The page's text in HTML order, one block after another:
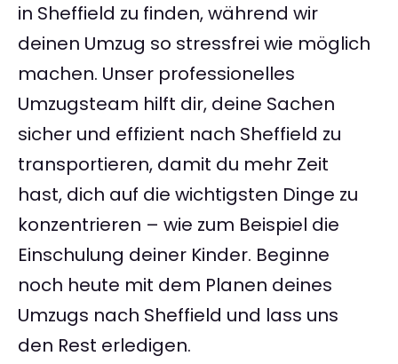
in Sheffield zu finden, während wir
deinen Umzug so stressfrei wie möglich
machen. Unser professionelles
Umzugsteam hilft dir, deine Sachen
sicher und effizient nach Sheffield zu
transportieren, damit du mehr Zeit
hast, dich auf die wichtigsten Dinge zu
konzentrieren – wie zum Beispiel die
Einschulung deiner Kinder. Beginne
noch heute mit dem Planen deines
Umzugs nach Sheffield und lass uns
den Rest erledigen.